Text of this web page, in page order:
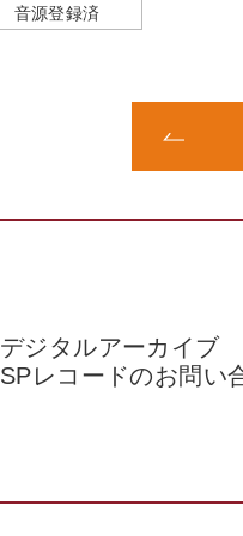
音源登録済
デジタルアーカイブ
SPレコードのお問い